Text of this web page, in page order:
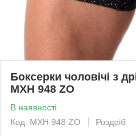
Боксерки чоловічі з
MXH 948 ZO
В наявності
Код: MXH 948 ZO
Роздріб